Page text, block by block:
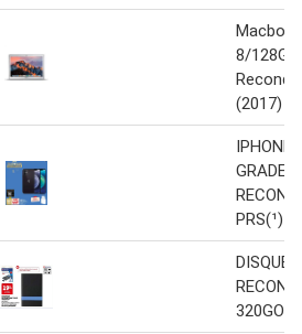
8/128Go
(2017)
IPHONE
GRADE
PRS(¹)
DISQUE
320GO